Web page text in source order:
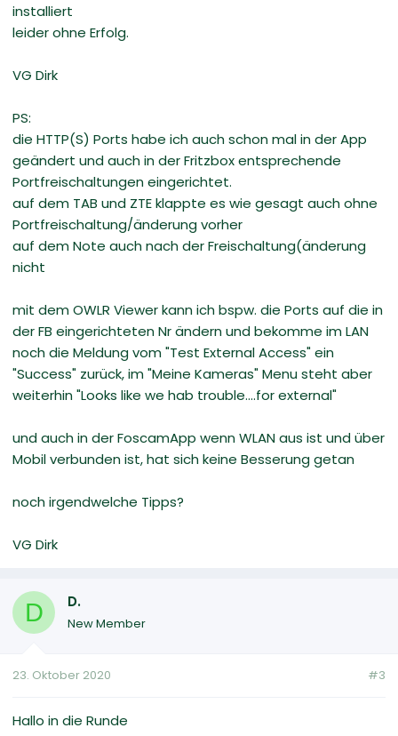
installiert
leider ohne Erfolg.
VG Dirk
PS:
die HTTP(S) Ports habe ich auch schon mal in der App
geändert und auch in der Fritzbox entsprechende
Portfreischaltungen eingerichtet.
auf dem TAB und ZTE klappte es wie gesagt auch ohne
Portfreischaltung/änderung vorher
auf dem Note auch nach der Freischaltung(änderung
nicht
mit dem OWLR Viewer kann ich bspw. die Ports auf die in
der FB eingerichteten Nr ändern und bekomme im LAN
noch die Meldung vom "Test External Access" ein
"Success" zurück, im "Meine Kameras" Menu steht aber
weiterhin "Looks like we hab trouble....for external"
und auch in der FoscamApp wenn WLAN aus ist und über
Mobil verbunden ist, hat sich keine Besserung getan
noch irgendwelche Tipps?
VG Dirk
D D.
New Member
23. Oktober 2020 #3
Hallo in die Runde